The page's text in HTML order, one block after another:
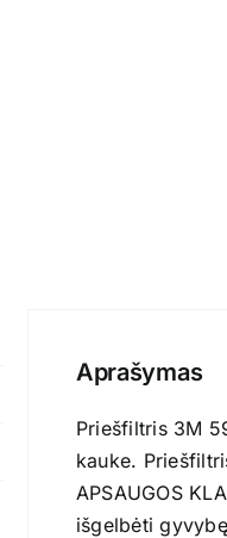
Aprašymas
Priešfiltris 3M
kauke.
APSAUGOS
išgelbėti